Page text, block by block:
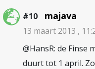
#10 majava
13 maart 2013 ,
@HansR: de
duurt tot 1 april.